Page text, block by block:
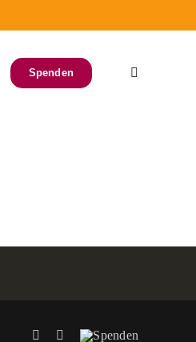
Spenden
FacebookInstagram
Spenden